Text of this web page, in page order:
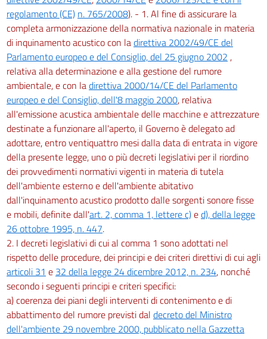
regolamento (CE) n. 765/2008). - 1. Al fine di assicurare la
completa armonizzazione della normativa nazionale in materia
di inquinamento acustico con ladirettiva 2002/49/CE del
Parlamento europeo e del Consiglio, del 25 giugno 2002 ,
relativa alla determinazione e alla gestione del rumore
ambientale, e con ladirettiva 2000/14/CE del Parlamento
europeo e del Consiglio, dell'8 maggio 2000, relativa
all'emissione acustica ambientale delle macchine e attrezzature
destinate a funzionare all'aperto, il Governo è delegato ad
adottare, entro ventiquattro mesi dalla data di entrata in vigore
della presente legge, uno o più decreti legislativi per il riordino
dei provvedimenti normativi vigenti in materia di tutela
dell'ambiente esterno e dell'ambiente abitativo
dall'inquinamento acustico prodotto dalle sorgenti sonore fisse
e mobili, definite dall'art. 2, comma 1, lettere c)ed), della legge
26 ottobre 1995, n. 447.
2. I decreti legislativi di cui al comma 1 sono adottati nel
rispetto delle procedure, dei principi e dei criteri direttivi di cui agli
articoli 31 e 32 della legge 24 dicembre 2012, n. 234, nonché
secondo i seguenti principi e criteri specifici:
a) coerenza dei piani degli interventi di contenimento e di
abbattimento del rumore previsti dal decreto del Ministro
dell'ambiente 29 novembre 2000, pubblicato nella Gazzetta